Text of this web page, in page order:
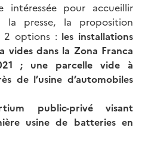
intéressée pour accueillir
la presse, la proposition
2 options : les installations
vides dans la Zona Franca
; une parcelle vide à
de l’usine d’automobiles
public-privé visant
usine de batteries en